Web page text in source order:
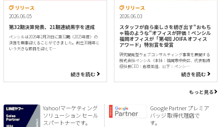
リリース
2026.06.05
第32期決算発表、21期連続黒字を達成
ペンシルは2026年2月28日に第32期（2025年度）の
決算を無事迎えることができました。創立30周年と
いう大きな節目を迎えて…
続きを読む
リリース
2026.06.03
スタッフが自ら楽しさを紡ぎ出す"おもち
ゃ箱のような"オフィスが評価！ペンシル
福岡オフィスが「第4回 JOIFA オフィス
アワード」特別賞を受賞
研究開発型ウェブコンサルティング事業を展開する
株式会社ペンシル（本社：福岡市中央区、代表取締
役社長CEO：倉橋美佳、以下：ペンシ…
続きを読む
もっと見る
Yahoo!マーケティング
ソリューション セール
スパートナーです。
Google Partner プレミア
バッジ 取得代理店で
す。